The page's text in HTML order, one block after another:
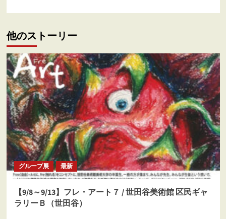
ゲ
ー
シ
ョ
ン
他のストーリー
グループ展 最新
【9/8～9/13】フレ・アート７ / 世田谷美術館 区民ギャ
ラリーＢ（世田谷）